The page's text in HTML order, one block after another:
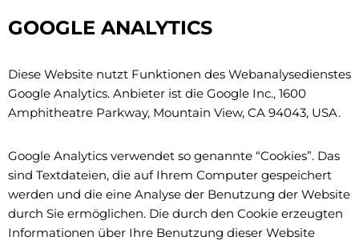
GOOGLE ANALYTICS
Diese Website nutzt Funktionen des Webanalysedienstes
Google Analytics. Anbieter ist die Google Inc., 1600
Amphitheatre Parkway, Mountain View, CA 94043, USA.
Google Analytics verwendet so genannte “Cookies”. Das
sind Textdateien, die auf Ihrem Computer gespeichert
werden und die eine Analyse der Benutzung der Website
durch Sie ermöglichen. Die durch den Cookie erzeugten
Informationen über Ihre Benutzung dieser Website